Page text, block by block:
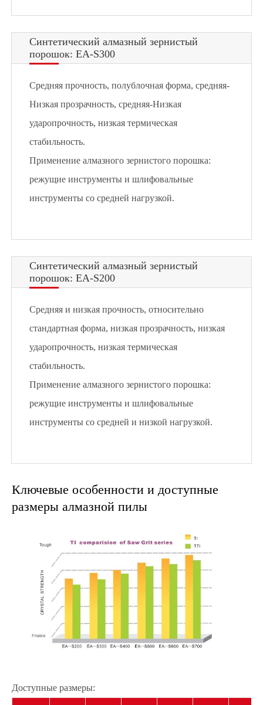
Синтетический алмазный зернистый
порошок: EA-S300
Средняя прочность, полублочная форма, средняя-
Низкая прозрачность, средняя-Низкая
ударопрочность, низкая термическая
стабильность.
Применение алмазного зернистого порошка:
режущие инструменты и шлифовальные
инструменты со средней нагрузкой.
Синтетический алмазный зернистый
порошок: EA-S200
Средняя и низкая прочность, относительно
стандартная форма, низкая прозрачность, низкая
ударопрочность, низкая термическая
стабильность.
Применение алмазного зернистого порошка:
режущие инструменты и шлифовальные
инструменты со средней и низкой нагрузкой.
Ключевые особенности и доступные
размеры алмазной пилы
Доступные размеры: